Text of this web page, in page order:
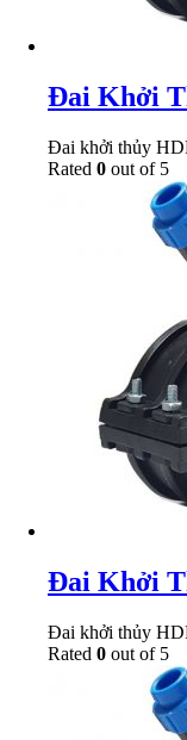
Đai Khởi
Đai khởi thủy
Rated 0 out of 5
Đai Khởi
Đai khởi thủy
Rated 0 out of 5